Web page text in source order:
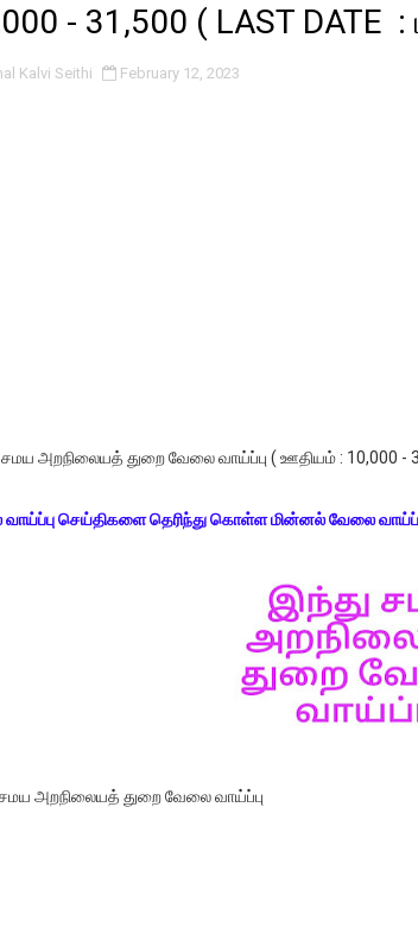
பள்ளி காலை வழிபாட்டுச் செயல்பாடுகள் -
குழந்தைகள் பாதுகாப்பு அலகில் வேலை வாய்ப்பு (
- 31,500 ( LAST DATE :
Kalvi Seithi February 12, 2023
அறநிலையத் துறை வேலை வாய்ப்பு ( ஊதியம் : 10,000 -
செய்திகளை தெரிந்து கொள்ள மின்னல் வேலை
அறநிலையத் துறை வேலை வாய்ப்பு